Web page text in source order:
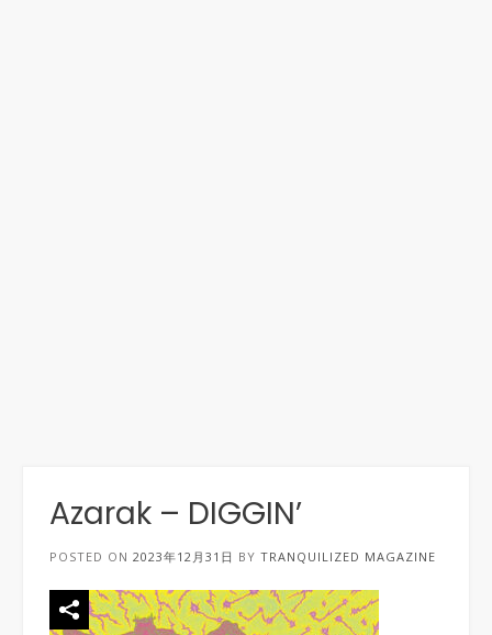
Azarak – DIGGIN’
POSTED ON 2023年12月31日 BY TRANQUILIZED MAGAZINE